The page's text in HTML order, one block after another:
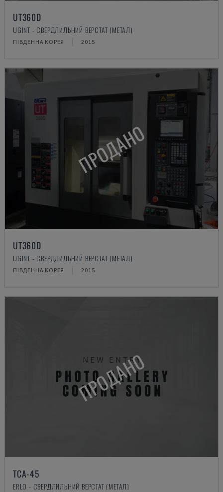
UT360D
UGINT - СВЕРДЛИЛЬНИЙ ВЕРСТАТ (МЕТАЛ)
ПІВДЕННА КОРЕЯ 2015
ПРОДАНО
UT360D
UGINT - СВЕРДЛИЛЬНИЙ ВЕРСТАТ (МЕТАЛ)
ПІВДЕННА КОРЕЯ 2015
ПРОДАНО
TCA-45
ERLO - СВЕРДЛИЛЬНИЙ ВЕРСТАТ (МЕТАЛ)